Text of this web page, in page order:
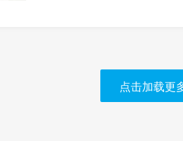
点击加载更